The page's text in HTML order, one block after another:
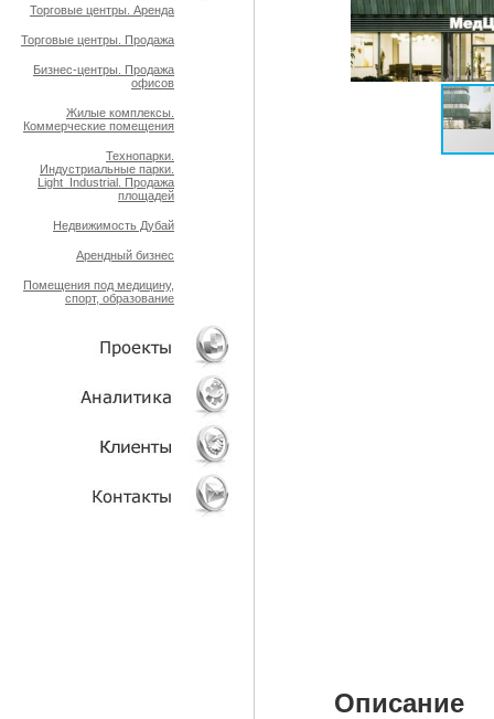
ОБЪЕКТЫ
Торговые центры. Аренда
Торговые центры. Продажа
Бизнес-центры. Продажа
офисов
Жилые комплексы.
Коммерческие помещения
Технопарки.
Индустриальные парки.
Light_Industrial. Продажа
площадей
Недвижимость Дубай
Арендный бизнес
Помещения под медицину,
спорт, образование
ПРОЕКТЫ
АНАЛИТИКА
КЛИЕНТЫ
Описание